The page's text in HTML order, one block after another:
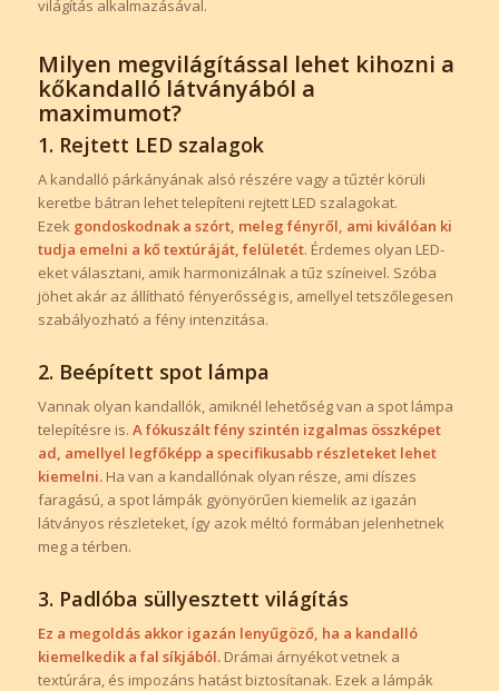
világítás alkalmazásával.
Milyen megvilágítással lehet kihozni a
kőkandalló látványából a
maximumot?
1. Rejtett LED szalagok
A kandalló párkányának alsó részére vagy a tűztér körüli
keretbe bátran lehet telepíteni rejtett LED szalagokat.
Ezek gondoskodnak a szórt, meleg fényről, ami kiválóan ki
tudja emelni a kő textúráját, felületét. Érdemes olyan LED-
eket választani, amik harmonizálnak a tűz színeivel. Szóba
jöhet akár az állítható fényerősség is, amellyel tetszőlegesen
szabályozható a fény intenzitása.
2. Beépített spot lámpa
Vannak olyan kandallók, amiknél lehetőség van a spot lámpa
telepítésre is. A fókuszált fény szintén izgalmas összképet
ad, amellyel legfőképp a specifikusabb részleteket lehet
kiemelni. Ha van a kandallónak olyan része, ami díszes
faragású, a spot lámpák gyönyörűen kiemelik az igazán
látványos részleteket, így azok méltó formában jelenhetnek
meg a térben.
3. Padlóba süllyesztett világítás
Ez a megoldás akkor igazán lenyűgöző, ha a kandalló
kiemelkedik a fal síkjából. Drámai árnyékot vetnek a
textúrára, és impozáns hatást biztosítanak. Ezek a lámpák